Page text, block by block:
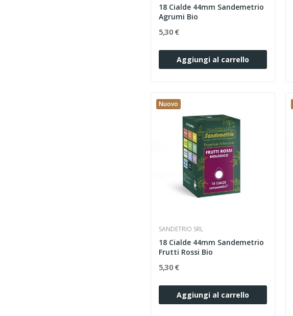
18 Cialde 44mm Sandemetrio
Agrumi Bio
5,30 €
Aggiungi al carrello
Nuovo
SANDETRIO SRL
18 Cialde 44mm Sandemetrio
Frutti Rossi Bio
5,30 €
Aggiungi al carrello